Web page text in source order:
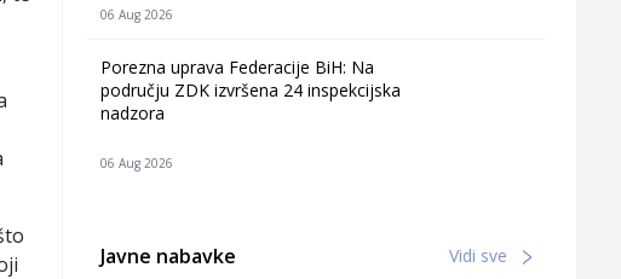
06 Aug 2026
Porezna uprava Federacije BiH: Na
području ZDK izvršena 24 inspekcijska
nadzora
06 Aug 2026
Javne nabavke Vidi sve